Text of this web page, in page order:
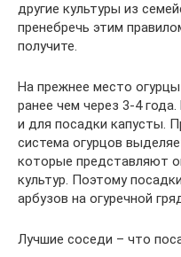
другие культуры из
пренебречь этим
получите.
На прежнее место
ранее чем через 3-4
и для посадки капусты.
система огурцов
которые представляют
культур. Поэтому
арбузов на огуречной
Лучшие соседи – что